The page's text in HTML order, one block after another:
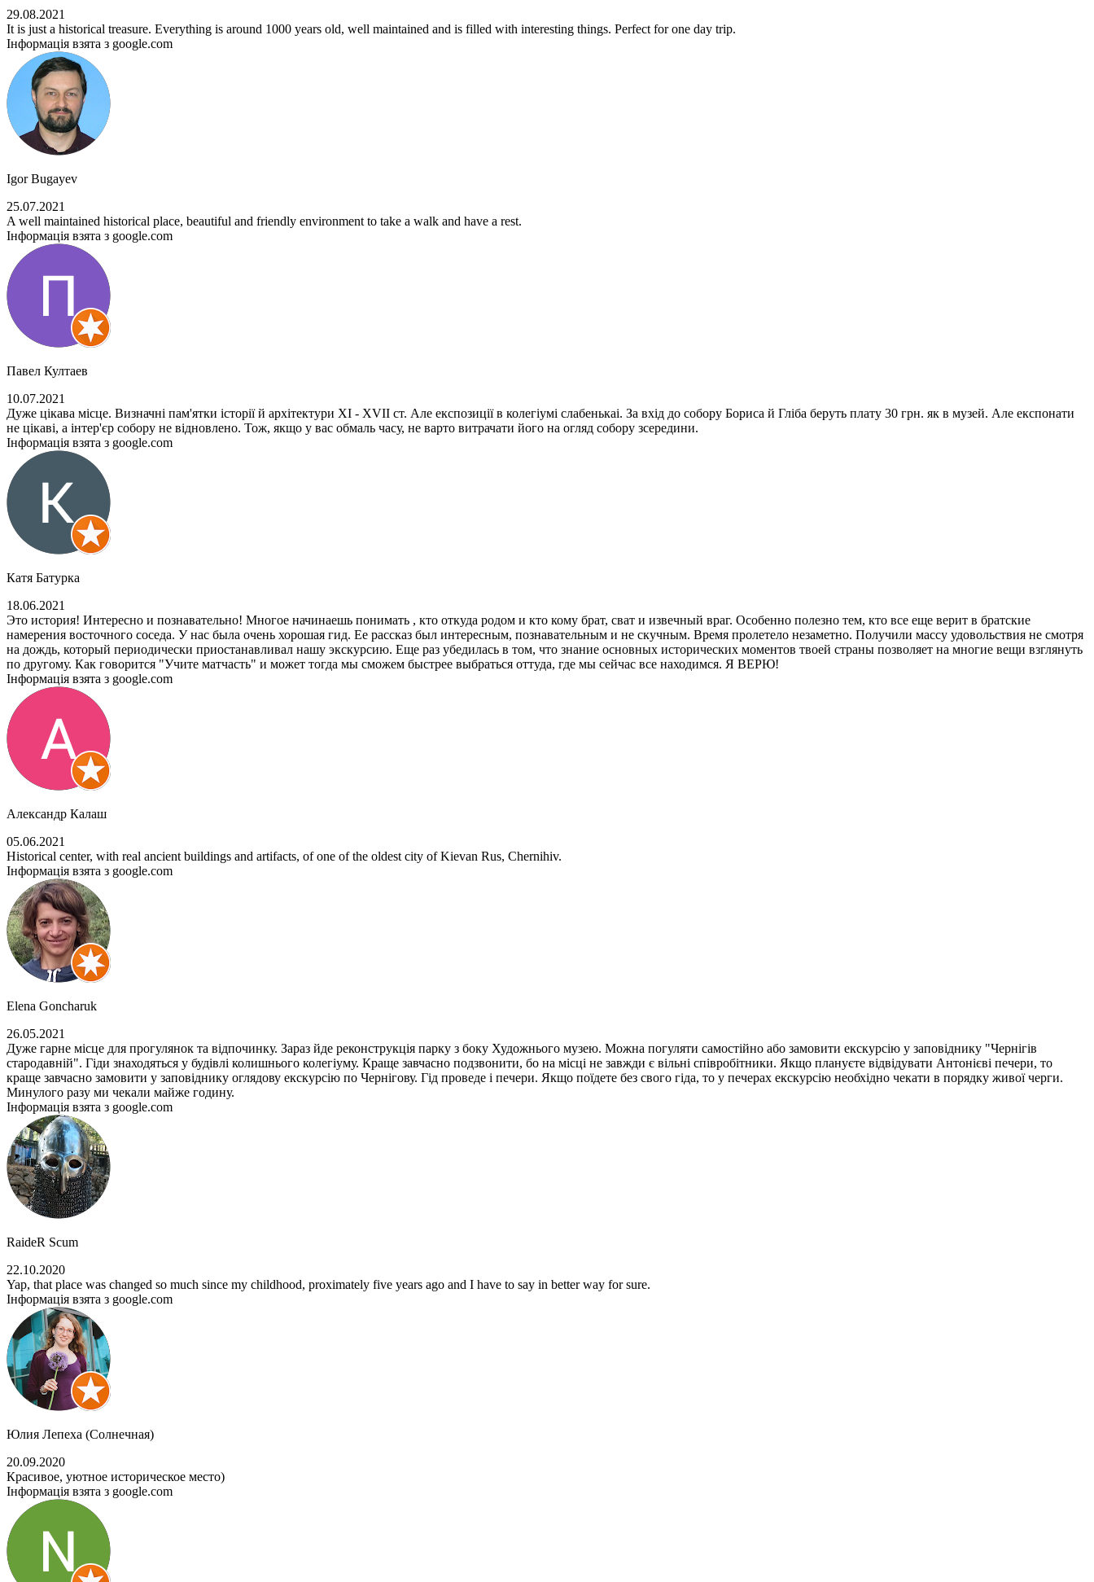
29.08.2021
It is just a historical treasure. Everything is around 1000 years old, well maintained and is filled with interesting things. Perfect for one day trip.
Інформація взята з google.com
Igor Bugayev
25.07.2021
A well maintained historical place, beautiful and friendly environment to take a walk and have a rest.
Інформація взята з google.com
Павел Култаев
10.07.2021
Дуже цікава місце. Визначні пам'ятки історії й архітектури ХІ - ХVII ст. Але експозиції в колегіумі слабенькаі. За вхід до собору Бориса й Гліба беруть плату 30 грн. як в музей. Але експонати
не цікаві, а інтер'єр собору не відновлено. Тож, якщо у вас обмаль часу, не варто витрачати його на огляд собору зсередини.
Інформація взята з google.com
Катя Батурка
18.06.2021
Это история! Интересно и познавательно! Многое начинаешь понимать , кто откуда родом и кто кому брат, сват и извечный враг. Особенно полезно тем, кто все еще верит в братские
намерения восточного соседа. У нас была очень хорошая гид. Ее рассказ был интересным, познавательным и не скучным. Время пролетело незаметно. Получили массу удовольствия не смотря
на дождь, который периодически приостанавливал нашу экскурсию. Еще раз убедилась в том, что знание основных исторических моментов твоей страны позволяет на многие вещи взглянуть
по другому. Как говорится "Учите матчасть" и может тогда мы сможем быстрее выбраться оттуда, где мы сейчас все находимся. Я ВЕРЮ!
Інформація взята з google.com
Александр Калаш
05.06.2021
Historical center, with real ancient buildings and artifacts, of one of the oldest city of Kievan Rus, Chernihiv.
Інформація взята з google.com
Elena Goncharuk
26.05.2021
Дуже гарне місце для прогулянок та відпочинку. Зараз йде реконструкція парку з боку Художнього музею. Можна погуляти самостійно або замовити екскурсію у заповіднику "Чернігів
стародавній". Гіди знаходяться у будівлі колишнього колегіуму. Краще завчасно подзвонити, бо на місці не завжди є вільні співробітники. Якщо плануєте відвідувати Антонієві печери, то
краще завчасно замовити у заповіднику оглядову екскурсію по Чернігову. Гід проведе і печери. Якщо поїдете без свого гіда, то у печерах екскурсію необхідно чекати в порядку живої черги.
Минулого разу ми чекали майже годину.
Інформація взята з google.com
RaideR Scum
22.10.2020
Yap, that place was changed so much since my childhood, proximately five years ago and I have to say in better way for sure.
Інформація взята з google.com
Юлия Лепеха (Солнечная)
20.09.2020
Красивое, уютное историческое место)
Інформація взята з google.com